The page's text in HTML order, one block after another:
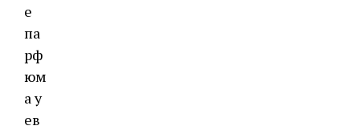
е
па
рф
юм
а у
ев